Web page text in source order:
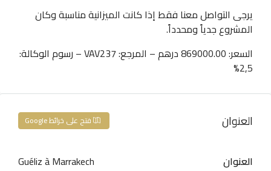
يرجى التواصل معنا فقط إذا كانت الميزانية مناسبة وكان
المشروع جدياً ومحدداً.
السعر: 869000.00 درهم – المرجع: VAV237 – رسوم الوكالة:
2,5%
العنوان فتح على خرائط Google
العنوان
Guéliz à Marrakech